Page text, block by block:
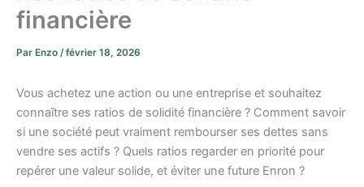
financière
Par Enzo /février 18, 2026
Vous achetez une action ou une entreprise et souhaitez
connaître ses ratios de solidité financière ? Comment savoir
si une société peut vraiment rembourser ses dettes sans
vendre ses actifs ? Quels ratios regarder en priorité pour
repérer une valeur solide, et éviter une future Enron ?